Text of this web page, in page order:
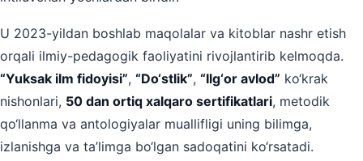
U 2023-yildan boshlab maqolalar va kitoblar nashr etish
orqali ilmiy-pedagogik faoliyatini rivojlantirib kelmoqda.
“Yuksak ilm fidoyisi”, “Do‘stlik”, “Ilg‘or avlod” ko‘krak
nishonlari, 50 dan ortiq xalqaro sertifikatlari, metodik
qo‘llanma va antologiyalar muallifligi uning bilimga,
izlanishga va ta’limga bo‘lgan sadoqatini ko‘rsatadi.